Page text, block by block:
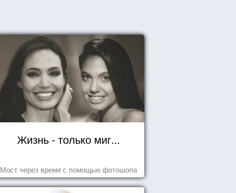
Жизнь - только миг...
Мост через время с помощью фотошопа